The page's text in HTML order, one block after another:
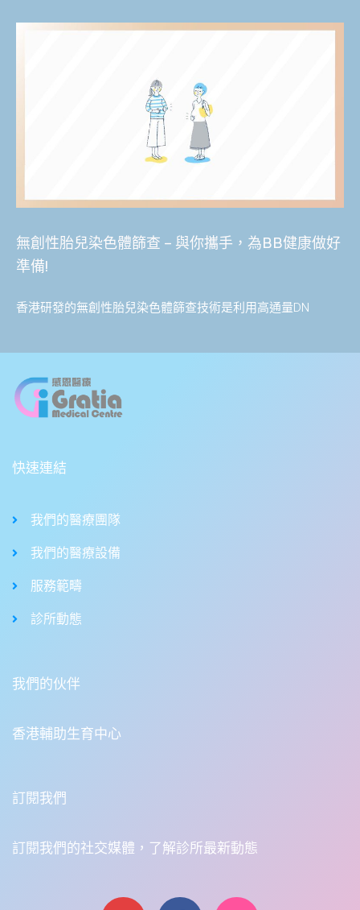
無創性胎兒染色體篩查 – 與你攜手，為BB健康做好
準備!
香港研發的無創性胎兒染色體篩查技術是利用高通量DN
快速連結
我們的醫療團隊
我們的醫療設備
服務範疇
診所動態
我們的伙伴
香港輔助生育中心
訂閱我們
訂閱我們的社交媒體，了解診所最新動態